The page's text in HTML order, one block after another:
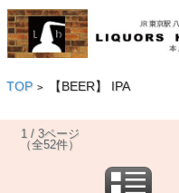
TOP > 【BEER】 IPA
1 / 3ページ
（全52件）